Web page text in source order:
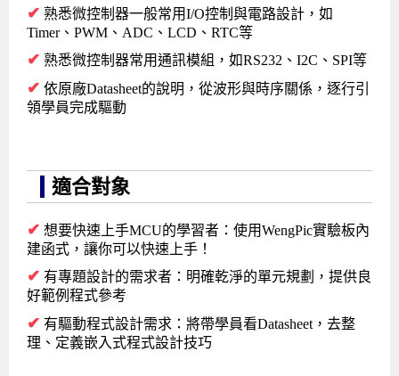
嵌入式即時作業系統FreeRTOS 設計實作
[學程]感測電路Plus+MCU韌體設計實戰
AI邊緣運算實作TensorFlow Lite for MCU
AI深度學習之問答系統實作
AI強化學習 - 自動控制應用
資訊安全實務
[學程]物聯網全端與深度學習整合
嵌入式物聯網開發實戰
iPAS AIoT應用工程師(物聯網類)
ROS機器手臂控制&演算法實戰
影像課程總覽
AI深度學習與影像辨識實戰
嵌入式Linux開發與AI影像辨識
ARM系列課程
ARM Boot Loader設計
ARM Cortex-M0 應用整合設計
C語言程式設計
資料結構精修班
Python程式實戰養成學程
Python程式設計
Python程式設計(舊)
APCS寒暑假程式檢定班
Java 物件導向程式
Android系列課程
Android嵌入式平台開發訓練班
Android Framework
Android ADK周邊裝置開發班
iOS程式開發系列課程
iPhone程式設計進階班
Android嵌入式平台開發訓練班
TI MSP430微控制器開發
產品應用系列課程
生醫感測器整合設計班
NFC無線通訊設計實作班
物聯網Web整合應用實作班
轉職就業班
AIoT人工智慧與物聯網實戰人才就業班
AI智能醫療電子產品開發人才就業班
物聯網韌體工程師人才養成班
實體課程總覽
AI雲端原生與MLOps自動化實務
自然語言處理與大型語言模型
資料分析與視覺化
Edge AI與Pi Pico實作應用
電腦視覺演算法-人臉識別實戰
OpenVINO邊緣運算實務
iPAS巨量資料分析師考照班
5G - SDN與Mininet實作
iPAS巨量資料分析師
APCS檢定 Python課程
APCS檢定 C語言課程
APCS檢定培訓課程
【遠距同步】青少年AI冬/夏令營
青少年AI人工智慧實作班
C語言程式設計
Python程式設計
JavaScript程式設計
Python進階程式設計：從資料結構到演算法
Python程式實戰養成學程
Raspberry Pi系列
Python硬體控制-Pi Pico
Raspberry Pi 使用入門
硬體控制使用Python
用樹莓派實現物聯網
5G關鍵技術- SDN與Mininet實作
創意程式設計系列
micro:bit 創意程式設計
工程師學習地圖
高中生升學超前部署課程總覽
✔ 熟悉微控制器一般常用I/O控制與電路設計，如
Timer、PWM、ADC、LCD、RTC等
✔ 熟悉微控制器常用通訊模組，如RS232、I2C、SPI等
✔ 依原廠Datasheet的說明，從波形與時序關係，逐行引
領學員完成驅動
適合對象
✔ 想要快速上手MCU的學習者：使用WengPic實驗板內
建函式，讓你可以快速上手！
✔ 有專題設計的需求者：明確乾淨的單元規劃，提供良
好範例程式參考
✔ 有驅動程式設計需求：將帶學員看Datasheet，去整
理、定義嵌入式程式設計技巧